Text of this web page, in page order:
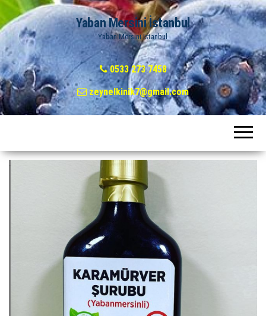
Yaban Mersini İstanbul
Yaban Mersini İstanbul
0533 273 7458
zeynelkinik7@gmail.com